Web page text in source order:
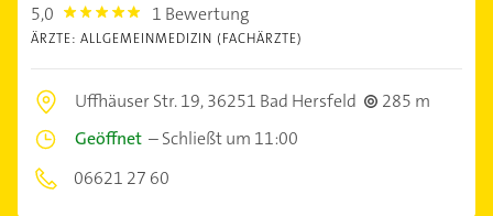
5,0 5.0 1 Bewertung
ÄRZTE: ALLGEMEINMEDIZIN (FACHÄRZTE)
Uffhäuser Str. 19,36251 Bad Hersfeld
285 m
Geöffnet –Schließt um 11:00
06621 27 60